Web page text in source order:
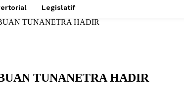
Legislatif
TUNANETRA HADIR
TUNANETRA HADIR